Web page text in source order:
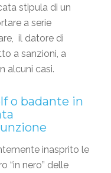
stipula di un
a serie
il datore di
a sanzioni, a
alcuni casi.
o badante in
inasprito le
“in nero” delle